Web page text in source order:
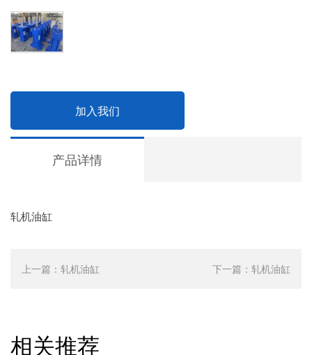
加入我们
产品详情
轧机油缸
上一篇： 轧机油缸 下一篇： 轧机油缸
相关推荐